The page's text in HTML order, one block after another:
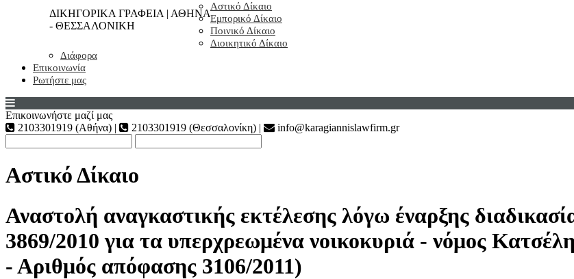
ΔΙΚΗΓΟΡΙΚΑ ΓΡΑΦΕΙΑ | ΑΘΗΝΑ
- ΘΕΣΣΑΛΟΝΙΚΗ
Αστικό Δίκαιο
Εμπορικό Δίκαιο
Ποινικό Δίκαιο
Διοικητικό Δίκαιο
Διάφορα
Επικοινωνία
Ρωτήστε μας
Επικοινωνήστε μαζί μας
2103301919 (Αθήνα) |
2103301919 (Θεσσαλονίκη) | info@karagiannislawfirm.gr
Αστικό Δίκαιο
Αναστολή αναγκαστικής εκτέλεσης λόγω έναρξης
3869/2010 για τα υπερχρεωμένα νοικοκυριά - νόμος
- Αριθμός απόφασης 3106/2011)